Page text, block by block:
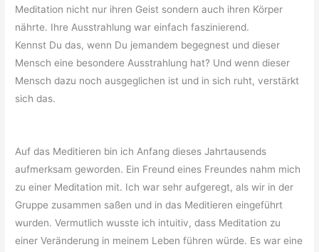
Meditation nicht nur ihren Geist sondern auch ihren Körper
nährte. Ihre Ausstrahlung war einfach faszinierend.
Kennst Du das, wenn Du jemandem begegnest und dieser
Mensch eine besondere Ausstrahlung hat? Und wenn dieser
Mensch dazu noch ausgeglichen ist und in sich ruht, verstärkt
sich das.
Auf das Meditieren bin ich Anfang dieses Jahrtausends
aufmerksam geworden. Ein Freund eines Freundes nahm mich
zu einer Meditation mit. Ich war sehr aufgeregt, als wir in der
Gruppe zusammen saßen und in das Meditieren eingeführt
wurden. Vermutlich wusste ich intuitiv, dass Meditation zu
einer Veränderung in meinem Leben führen würde. Es war eine